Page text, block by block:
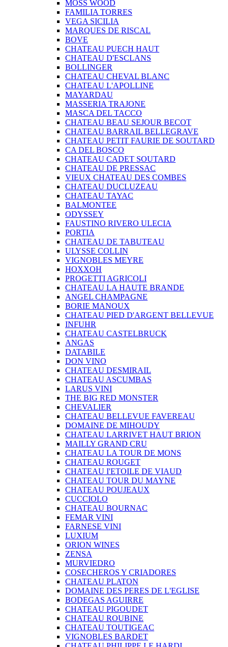
MOSS WOOD
FAMILIA TORRES
VEGA SICILIA
MARQUES DE RISCAL
BOVE
CHATEAU PUECH HAUT
CHATEAU D'ESCLANS
BOLLINGER
CHATEAU CHEVAL BLANC
CHATEAU L'APOLLINE
MAYARDAU
MASSERIA TRAJONE
MASCA DEL TACCO
CHATEAU BEAU SEJOUR BECOT
CHATEAU BARRAIL BELLEGRAVE
CHATEAU PETIT FAURIE DE SOUTARD
CA DEL BOSCO
CHATEAU CADET SOUTARD
CHATEAU DE PRESSAC
VIEUX CHATEAU DES COMBES
CHATEAU DUCLUZEAU
CHATEAU TAYAC
BALMONTEE
ODYSSEY
FAUSTINO RIVERO ULECIA
PORTIA
CHATEAU DE TABUTEAU
ULYSSE COLLIN
VIGNOBLES MEYRE
HOXXOH
PROGETTI AGRICOLI
CHATEAU LA HAUTE BRANDE
ANGEL CHAMPAGNE
BORIE MANOUX
CHATEAU PIED D'ARGENT BELLEVUE
INFUHR
CHATEAU CASTELBRUCK
ANGAS
DATABILE
DON VINO
CHATEAU DESMIRAIL
CHATEAU ASCUMBAS
LARUS VINI
THE BIG RED MONSTER
CHEVALIER
CHATEAU BELLEVUE FAVEREAU
DOMAINE DE MIHOUDY
CHATEAU LARRIVET HAUT BRION
MAILLY GRAND CRU
CHATEAU LA TOUR DE MONS
CHATEAU ROUGET
CHATEAU I'ETOILE DE VIAUD
CHATEAU TOUR DU MAYNE
CHATEAU POUJEAUX
CUCCIOLO
CHATEAU BOURNAC
FEMAR VINI
FARNESE VINI
LUXIUM
ORION WINES
ZENSA
MURVIEDRO
COSECHEROS Y CRIADORES
CHATEAU PLATON
DOMAINE DES PERES DE L'EGLISE
BODEGAS AGUIRRE
CHATEAU PIGOUDET
CHATEAU ROUBINE
CHATEAU TOUTIGEAC
VIGNOBLES BARDET